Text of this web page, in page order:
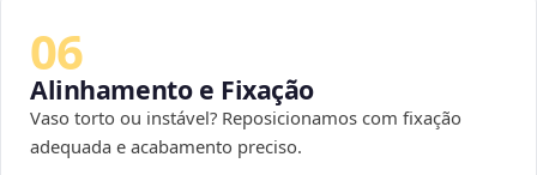
06
Alinhamento e Fixação
Vaso torto ou instável? Reposicionamos com fixação
adequada e acabamento preciso.